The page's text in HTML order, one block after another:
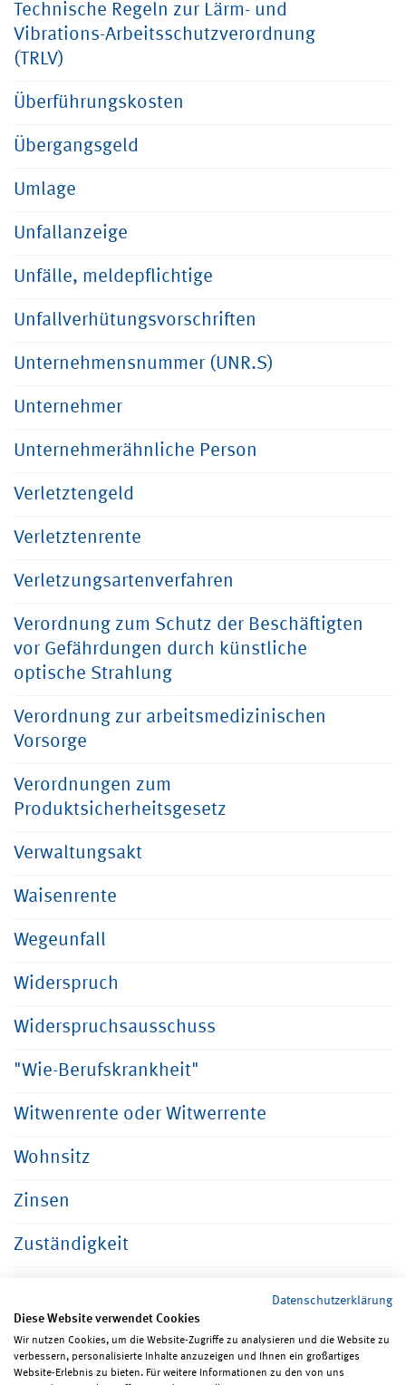
Technische Regeln zur Lärm- und
Vibrations-Arbeitsschutzverordnung
(TRLV)
Überführungskosten
Übergangsgeld
Umlage
Unfallanzeige
Unfälle, meldepflichtige
Unfallverhütungsvorschriften
Unternehmensnummer (UNR.S)
Unternehmer
Unternehmerähnliche Person
Verletztengeld
Verletztenrente
Verletzungsartenverfahren
Verordnung zum Schutz der Beschäftigten
vor Gefährdungen durch künstliche
optische Strahlung
Verordnung zur arbeitsmedizinischen
Vorsorge
Verordnungen zum
Produktsicherheitsgesetz
Verwaltungsakt
Waisenrente
Wegeunfall
Widerspruch
Widerspruchsausschuss
"Wie-Berufskrankheit"
Witwenrente oder Witwerrente
Wohnsitz
Zinsen
Zuständigkeit
Seite teilen Seite drucken
Datenschutzerklärung
Diese Website verwendet Cookies
Wir nutzen Cookies, um die Website-Zugriffe zu analysieren und die Website zu
verbessern, personalisierte Inhalte anzuzeigen und Ihnen ein großartiges
Website-Erlebnis zu bieten. Für weitere Informationen zu den von uns